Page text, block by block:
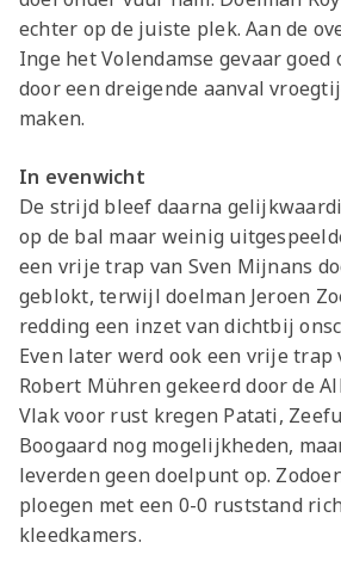
echter op de juiste plek. Aan de
Inge het Volendamse gevaar goed
door een dreigende aanval
maken.
In evenwicht
De strijd bleef daarna
op de bal maar weinig
een vrije trap van Sven Mijnans
geblokt, terwijl doelman Jeroen
redding een inzet van dichtbij
Even later werd ook een vrije trap
Robert Mühren gekeerd door de
Vlak voor rust kregen Patati,
Boogaard nog mogelijkheden,
leverden geen doelpunt op.
ploegen met een 0-0 ruststand
kleedkamers.